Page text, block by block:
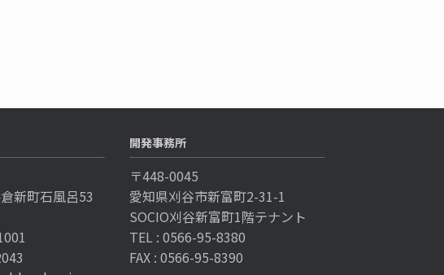
新町石風呂53
開発事務所
〒448-0045
愛知県刈谷市新富町2-31-1
SOCIO刈谷新富町1階テナント
TEL : 0566-95-8380
FAX : 0566-95-8390